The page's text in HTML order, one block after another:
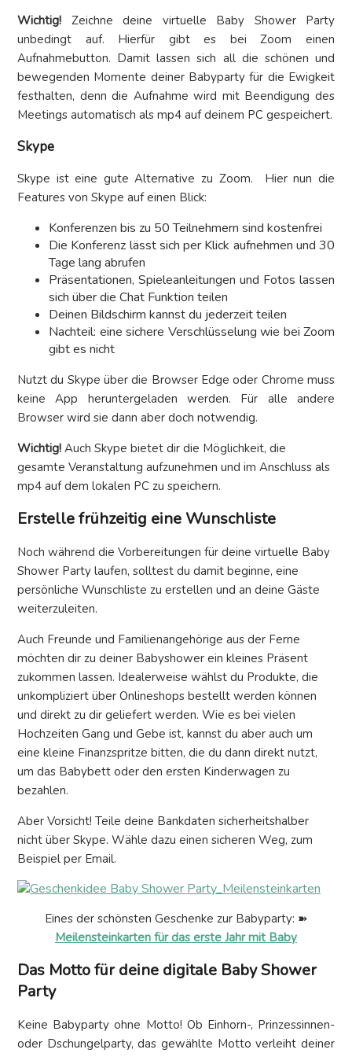
Wichtig! Zeichne deine virtuelle Baby Shower Party
unbedingt auf. Hierfür gibt es bei Zoom einen
Aufnahmebutton. Damit lassen sich all die schönen und
bewegenden Momente deiner Babyparty für die Ewigkeit
festhalten, denn die Aufnahme wird mit Beendigung des
Meetings automatisch als mp4 auf deinem PC gespeichert.
Skype
Skype ist eine gute Alternative zu Zoom. Hier nun die
Features von Skype auf einen Blick:
Konferenzen bis zu 50 Teilnehmern sind kostenfrei
Die Konferenz lässt sich per Klick aufnehmen und 30
Tage lang abrufen
Präsentationen, Spieleanleitungen und Fotos lassen
sich über die Chat Funktion teilen
Deinen Bildschirm kannst du jederzeit teilen
Nachteil: eine sichere Verschlüsselung wie bei Zoom
gibt es nicht
Nutzt du Skype über die Browser Edge oder Chrome muss
keine App heruntergeladen werden. Für alle andere
Browser wird sie dann aber doch notwendig.
Wichtig! Auch Skype bietet dir die Möglichkeit, die
gesamte Veranstaltung aufzunehmen und im Anschluss als
mp4 auf dem lokalen PC zu speichern.
Erstelle frühzeitig eine Wunschliste
Noch während die Vorbereitungen für deine virtuelle Baby
Shower Party laufen, solltest du damit beginne, eine
persönliche Wunschliste zu erstellen und an deine Gäste
weiterzuleiten.
Auch Freunde und Familienangehörige aus der Ferne
möchten dir zu deiner Babyshower ein kleines Präsent
zukommen lassen. Idealerweise wählst du Produkte, die
unkompliziert über Onlineshops bestellt werden können
und direkt zu dir geliefert werden. Wie es bei vielen
Hochzeiten Gang und Gebe ist, kannst du aber auch um
eine kleine Finanzspritze bitten, die du dann direkt nutzt,
um das Babybett oder den ersten Kinderwagen zu
bezahlen.
Aber Vorsicht! Teile deine Bankdaten sicherheitshalber
nicht über Skype. Wähle dazu einen sicheren Weg, zum
Beispiel per Email.
Eines der schönsten Geschenke zur Babyparty: ➽
Meilensteinkarten für das erste Jahr mit Baby
Das Motto für deine digitale Baby Shower
Party
Keine Babyparty ohne Motto! Ob Einhorn-, Prinzessinnen-
oder Dschungelparty, das gewählte Motto verleiht deiner